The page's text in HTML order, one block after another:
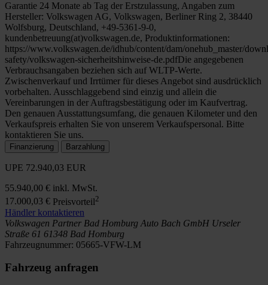
Garantie 24 Monate ab Tag der Erstzulassung, Angaben zum
Hersteller: Volkswagen AG, Volkswagen, Berliner Ring 2, 38440
Wolfsburg, Deutschland, +49-5361-9-0,
kundenbetreuung(at)volkswagen.de, Produktinformationen:
https://www.volkswagen.de/idhub/content/dam/onehub_master/
safety/volkswagen-sicherheitshinweise-de.pdfDie angegebenen
Verbrauchsangaben beziehen sich auf WLTP-Werte.
Zwischenverkauf und Irrtümer für dieses Angebot sind ausdrücklich
vorbehalten. Ausschlaggebend sind einzig und allein die
Vereinbarungen in der Auftragsbestätigung oder im Kaufvertrag.
Den genauen Ausstattungsumfang, die genauen Kilometer und den
Verkaufspreis erhalten Sie von unserem Verkaufspersonal. Bitte
kontaktieren Sie uns.
Finanzierung Barzahlung
UPE 72.940,03 EUR
55.940,00 € inkl. MwSt.
17.000,03 € Preisvorteil2
Händler kontaktieren
Volkswagen Partner Bad Homburg Auto Bach GmbH Urseler
Straße 61 61348 Bad Homburg
Fahrzeugnummer: 05665-VFW-LM
Fahrzeug anfragen